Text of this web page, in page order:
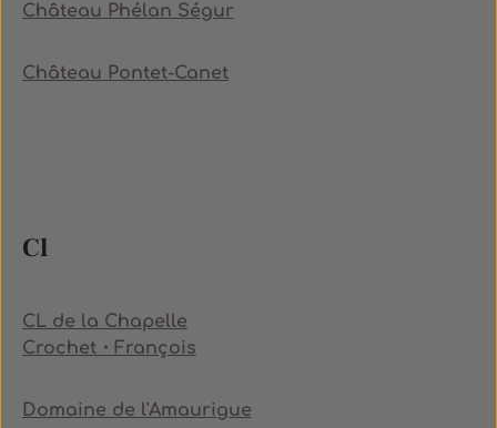
Château Phélan Ségur
Château Pontet-Canet
Cl
CL de la Chapelle
Crochet・François
Domaine de l'Amaurigue